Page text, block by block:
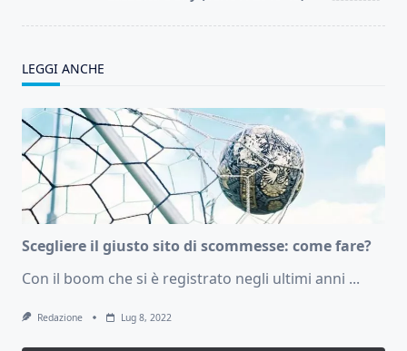
LEGGI ANCHE
Scegliere il giusto sito di scommesse: come fare?
Con il boom che si è registrato negli ultimi anni ...
Redazione Lug 8, 2022